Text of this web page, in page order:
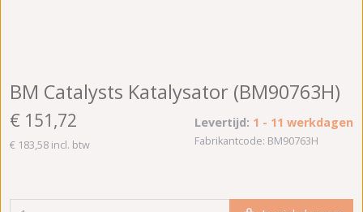
BM Catalysts Katalysator (BM90763H)
€ 151,72
€ 183,58 incl. btw
Levertijd: 1 - 11 werkdagen
Fabrikantcode: BM90763H